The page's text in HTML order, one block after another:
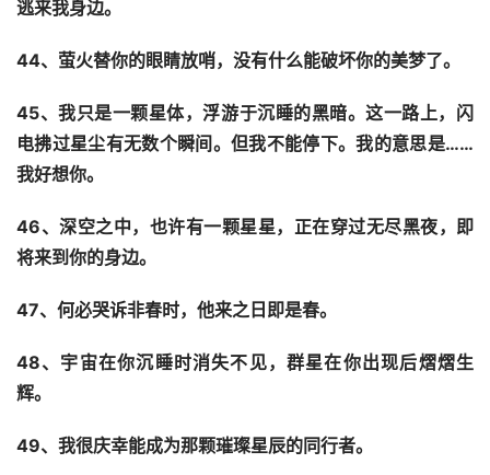
逃来我身边。
44、萤火替你的眼睛放哨，没有什么能破坏你的美梦了。
45、我只是一颗星体，浮游于沉睡的黑暗。这一路上，闪
电拂过星尘有无数个瞬间。但我不能停下。我的意思是……
我好想你。
46、深空之中，也许有一颗星星，正在穿过无尽黑夜，即
将来到你的身边。
47、何必哭诉非春时，他来之日即是春。
48、宇宙在你沉睡时消失不见，群星在你出现后熠熠生
辉。
49、我很庆幸能成为那颗璀璨星辰的同行者。